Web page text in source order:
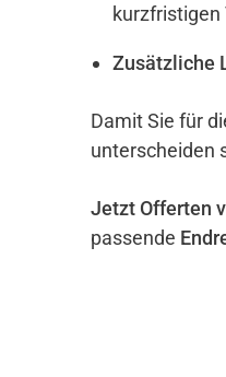
kurzfristigen
Zusätzliche
Damit Sie für
unterscheiden
Jetzt Offerten
passende